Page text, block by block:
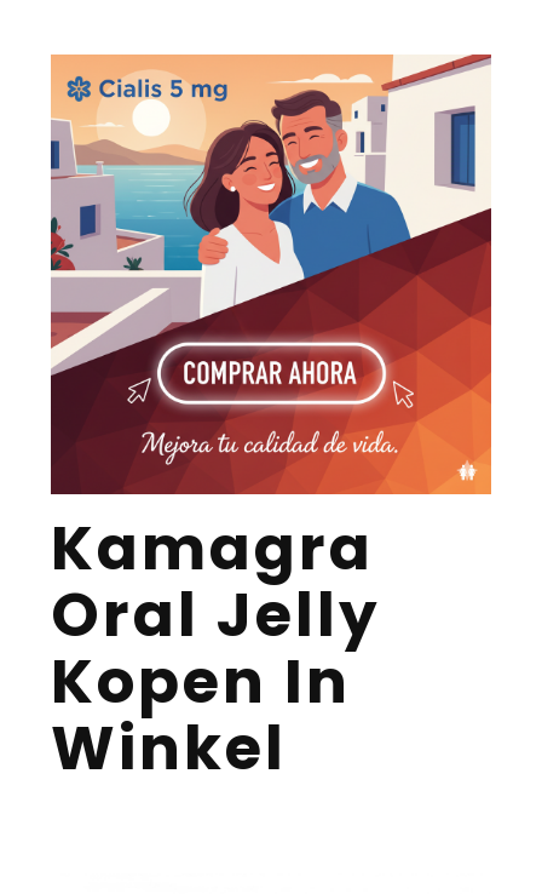
Kamagra
Oral Jelly
Kopen In
Winkel